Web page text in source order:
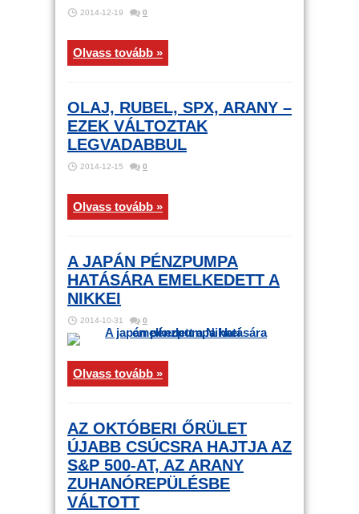
2014-12-19 0
Olvass tovább »
OLAJ, RUBEL, SPX, ARANY –
EZEK VÁLTOZTAK
LEGVADABBUL
2014-12-15 0
Olvass tovább »
A JAPÁN PÉNZPUMPA
HATÁSÁRA EMELKEDETT A
NIKKEI
2014-10-31 0
Olvass tovább »
AZ OKTÓBERI ŐRÜLET
ÚJABB CSÚCSRA HAJTJA AZ
S&P 500-AT, AZ ARANY
ZUHANÓREPÜLÉSBE
VÁLTOTT